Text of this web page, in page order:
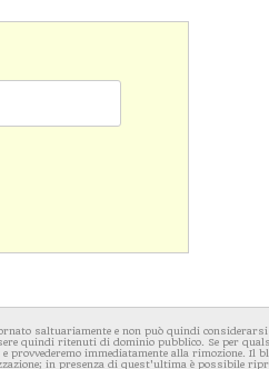
saltuariamente e non può quindi
quindi ritenuti di dominio pubblico. Se per
immediatamente alla rimozione.
in presenza di quest'ultima è possibile